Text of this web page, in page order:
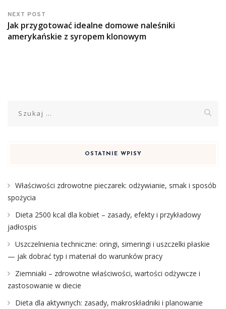
NEXT POST
Jak przygotować idealne domowe naleśniki
amerykańskie z syropem klonowym
OSTATNIE WPISY
Właściwości zdrowotne pieczarek: odżywianie, smak i sposób
spożycia
Dieta 2500 kcal dla kobiet – zasady, efekty i przykładowy
jadłospis
Uszczelnienia techniczne: oringi, simeringi i uszczelki płaskie
— jak dobrać typ i materiał do warunków pracy
Ziemniaki – zdrowotne właściwości, wartości odżywcze i
zastosowanie w diecie
Dieta dla aktywnych: zasady, makroskładniki i planowanie